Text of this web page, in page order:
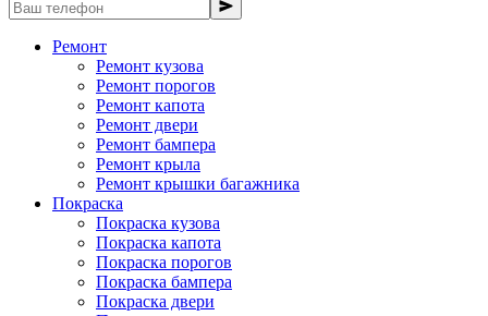
Ремонт
Ремонт кузова
Ремонт порогов
Ремонт капота
Ремонт двери
Ремонт бампера
Ремонт крыла
Ремонт крышки багажника
Покраска
Покраска кузова
Покраска капота
Покраска порогов
Покраска бампера
Покраска двери